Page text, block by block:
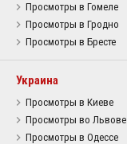
Просмотры в Гомеле
Просмотры в Гродно
Просмотры в Бресте
Украина
Просмотры в Киеве
Просмотры во Львове
Просмотры в Одессе